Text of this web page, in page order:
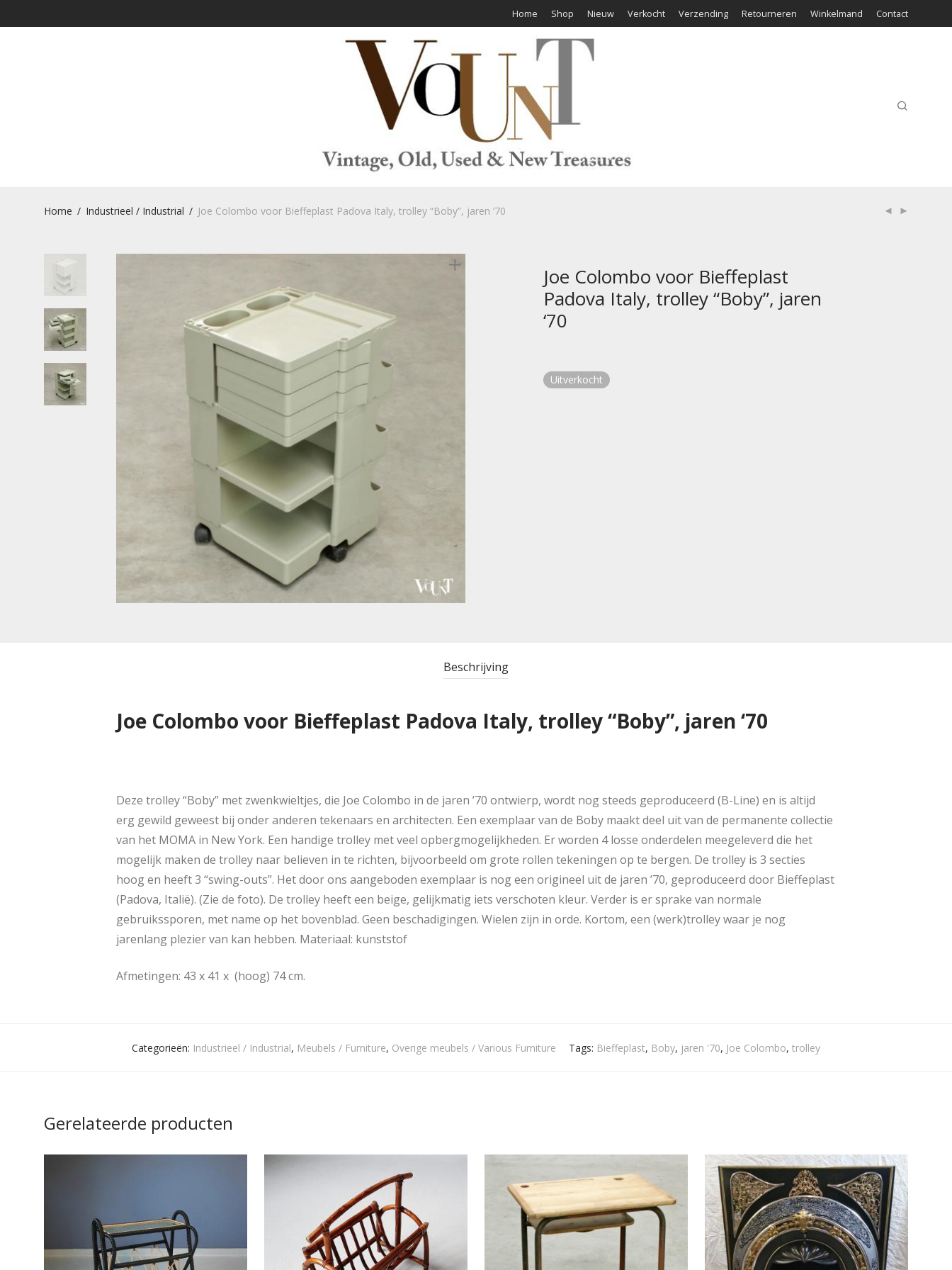
Home Shop Nieuw Verkocht Verzending Retourneren Winkelmand Contact
Home / Industrieel / Industrial / Joe Colombo voor Bieffeplast Padova Italy, trolley “Boby”, jaren ‘70
Joe Colombo voor Bieffeplast
Padova Italy, trolley “Boby”, jaren
‘70
Uitverkocht
Beschrijving
Joe Colombo voor Bieffeplast Padova Italy, trolley “Boby”, jaren ‘70
Deze trolley “Boby” met zwenkwieltjes, die Joe Colombo in de jaren ’70 ontwierp, wordt nog steeds geproduceerd (B-Line) en is altijd
erg gewild geweest bij onder anderen tekenaars en architecten. Een exemplaar van de Boby maakt deel uit van de permanente collectie
van het MOMA in New York. Een handige trolley met veel opbergmogelijkheden. Er worden 4 losse onderdelen meegeleverd die het
mogelijk maken de trolley naar believen in te richten, bijvoorbeeld om grote rollen tekeningen op te bergen. De trolley is 3 secties
hoog en heeft 3 “swing-outs”. Het door ons aangeboden exemplaar is nog een origineel uit de jaren ’70, geproduceerd door Bieffeplast
(Padova, Italië). (Zie de foto). De trolley heeft een beige, gelijkmatig iets verschoten kleur. Verder is er sprake van normale
gebruikssporen, met name op het bovenblad. Geen beschadigingen. Wielen zijn in orde. Kortom, een (werk)trolley waar je nog
jarenlang plezier van kan hebben. Materiaal: kunststof
Afmetingen: 43 x 41 x (hoog) 74 cm.
Categorieën: Industrieel / Industrial, Meubels / Furniture, Overige meubels / Various Furniture Tags: Bieffeplast, Boby, jaren '70, Joe Colombo, trolley
Gerelateerde producten